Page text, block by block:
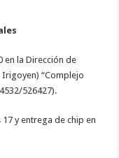
en la Dirección de
Irigoyen) “Complejo
526427).
y entrega de chip en